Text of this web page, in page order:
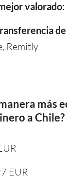
valorado:
Remitly
más
a Chile?
EUR